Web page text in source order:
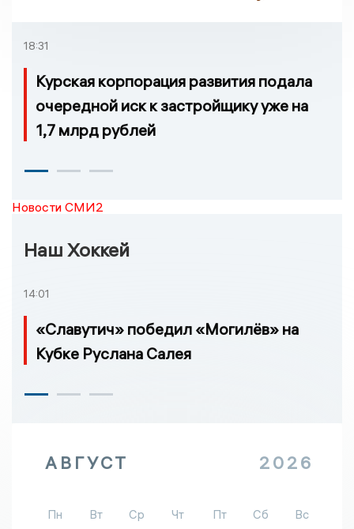
18:31
Курская корпорация развития подала
очередной иск к застройщику уже на
1,7 млрд рублей
Новости СМИ2
Наш Хоккей
14:01
«Славутич» победил «Могилёв» на
Кубке Руслана Салея
АВГУСТ 2026
Пн Вт Ср Чт Пт Сб
Вс